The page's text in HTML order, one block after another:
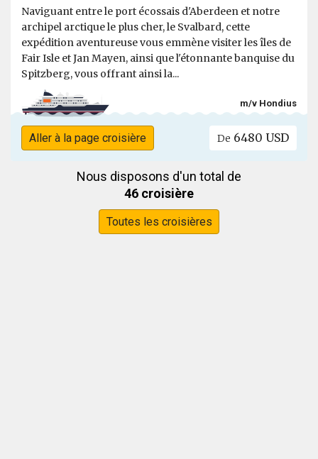
Naviguant entre le port écossais d'Aberdeen et notre
archipel arctique le plus cher, le Svalbard, cette
expédition aventureuse vous emmène visiter les îles de
Fair Isle et Jan Mayen, ainsi que l'étonnante banquise du
Spitzberg, vous offrant ainsi la...
m/v Hondius
Aller à la page croisière De 6480 USD
Nous disposons d'un total de
46 croisière
Toutes les croisières